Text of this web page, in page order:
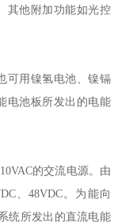
其他附加功能如光控
可用镍氢电池、镍镉
电池板所发出的电能
的交流电源。由
、48VDC。为能向
统所发出的直流电能